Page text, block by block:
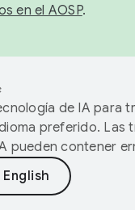
en el AOSP.
de IA para
preferido. Las
pueden contener